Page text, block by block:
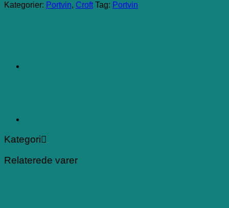
Kategorier: Portvin, Croft Tag: Portvin
Kategori
Relaterede varer